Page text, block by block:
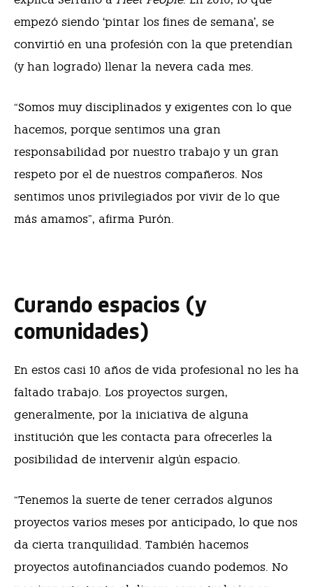
empezó siendo ‘pintar los fines de semana’, se
convirtió en una profesión con la que pretendían
(y han logrado) llenar la nevera cada mes.
“Somos muy disciplinados y exigentes con lo que
hacemos, porque sentimos una gran
responsabilidad por nuestro trabajo y un gran
respeto por el de nuestros compañeros. Nos
sentimos unos privilegiados por vivir de lo que
más amamos”, afirma Purón.
Curando espacios (y
comunidades)
En estos casi 10 años de vida profesional no les ha
faltado trabajo. Los proyectos surgen,
generalmente, por la iniciativa de alguna
institución que les contacta para ofrecerles la
posibilidad de intervenir algún espacio.
“Tenemos la suerte de tener cerrados algunos
proyectos varios meses por anticipado, lo que nos
da cierta tranquilidad. También hacemos
proyectos autofinanciados cuando podemos. No